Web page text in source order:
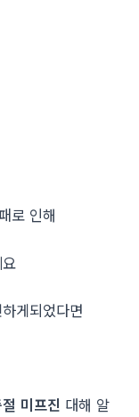
로 인해
게되었다면
미프진 대해 알